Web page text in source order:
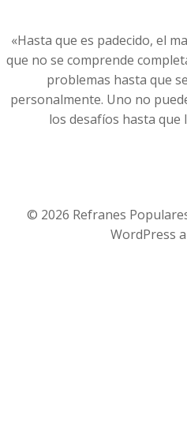
«Hasta que es padecido, el
que no se comprende
problemas hasta que
personalmente. Uno no
los desafíos hasta que
© 2026 Refranes
WordPress